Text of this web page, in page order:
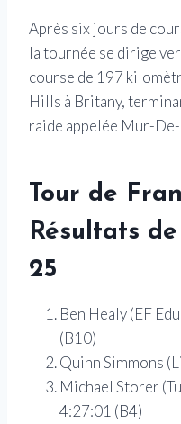
Après six jours de
la tournée se dirige
course de 197
Hills à Britany,
raide appelée Mur-
Tour de
Résultats
25
Ben Healy (EF
(B10)
Quinn Simmons
Michael Storer
4:27:01 (B4)